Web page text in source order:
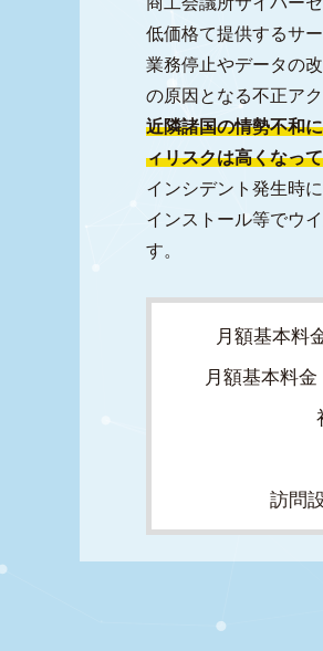
低価格て提供するサー
業務停止やデータの
の原因となる不正ア
近隣諸国の情勢不和
ィリスクは高くなっ
インシデント発生時
インストール等でウ
す。
月額基本料
月額基本料金
訪問